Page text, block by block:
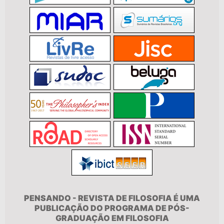
PENSANDO - REVISTA DE FILOSOFIA É UMA
PUBLICAÇÃO DO PROGRAMA DE PÓS-
GRADUAÇÃO EM FILOSOFIA